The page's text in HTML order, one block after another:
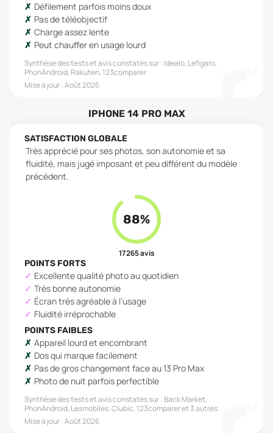
Défilement parfois moins doux
Pas de téléobjectif
Charge assez lente
Peut chauffer en usage lourd
Synthèse des tests et avis constatés sur : Idealo, Lefigaro,
PhonAndroid, Rakuten, 123comparer
Mise à jour :Août 2026
IPHONE 14 PRO MAX
SATISFACTION GLOBALE
Très apprécié pour ses photos, son autonomie et sa
fluidité, mais jugé imposant et peu différent du modèle
précédent.
88%
17 265avis
POINTS FORTS
Excellente qualité photo au quotidien
Très bonne autonomie
Écran très agréable à l’usage
Fluidité irréprochable
POINTS FAIBLES
Appareil lourd et encombrant
Dos qui marque facilement
Pas de gros changement face au 13 Pro Max
Photo de nuit parfois perfectible
Synthèse des tests et avis constatés sur : Back Market,
PhonAndroid, Lesmobiles, Clubic, 123compareret 3 autres
Mise à jour :Août 2026